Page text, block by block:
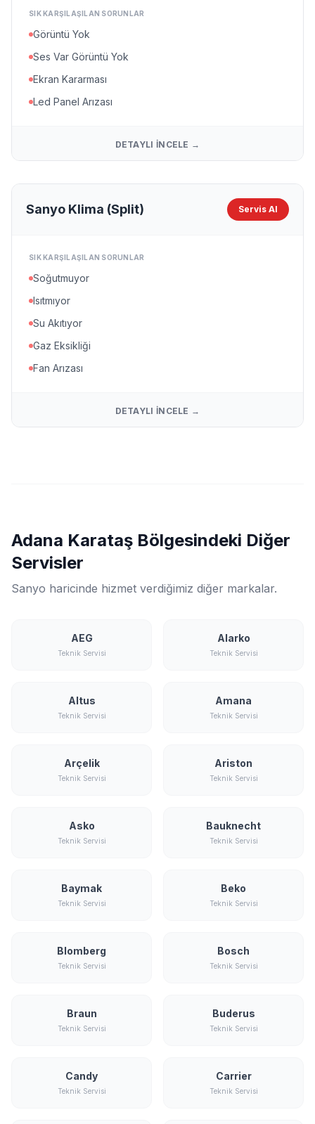
SIK KARŞILAŞILAN SORUNLAR
Görüntü Yok
Ses Var Görüntü Yok
Ekran Kararması
Led Panel Arızası
DETAYLI İNCELE →
Sanyo Klima (Split) Servis Al
SIK KARŞILAŞILAN SORUNLAR
Soğutmuyor
Isıtmıyor
Su Akıtıyor
Gaz Eksikliği
Fan Arızası
DETAYLI İNCELE →
Adana Karataş Bölgesindeki Diğer
Servisler
Sanyo haricinde hizmet verdiğimiz diğer markalar.
AEG
Teknik Servisi
Alarko
Teknik Servisi
Altus
Teknik Servisi
Amana
Teknik Servisi
Arçelik
Teknik Servisi
Ariston
Teknik Servisi
Asko
Teknik Servisi
Bauknecht
Teknik Servisi
Baymak
Teknik Servisi
Beko
Teknik Servisi
Blomberg
Teknik Servisi
Bosch
Teknik Servisi
Braun
Teknik Servisi
Buderus
Teknik Servisi
Candy
Teknik Servisi
Carrier
Teknik Servisi